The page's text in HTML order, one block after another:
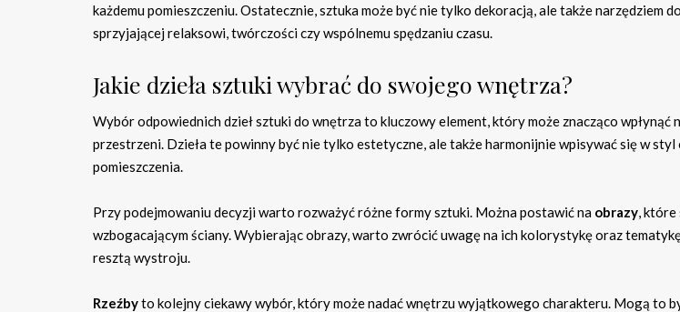
każdemu pomieszczeniu. Ostatecznie, sztuka może być nie tylko dekoracją, ale także narzędziem
sprzyjającej relaksowi, twórczości czy wspólnemu spędzaniu czasu.
Jakie dzieła sztuki wybrać do swojego wnętrza?
Wybór odpowiednich dzieł sztuki do wnętrza to kluczowy element, który może znacząco wpłynąć
przestrzeni. Dzieła te powinny być nie tylko estetyczne, ale także harmonijnie wpisywać się w
pomieszczenia.
Przy podejmowaniu decyzji warto rozważyć różne formy sztuki. Można postawić na obrazy ,
wzbogacającym ściany. Wybierając obrazy, warto zwrócić uwagę na ich kolorystykę oraz
resztą wystroju.
Rzeźbyto kolejny ciekawy wybór, który może nadać wnętrzu wyjątkowego charakteru. Mogą to